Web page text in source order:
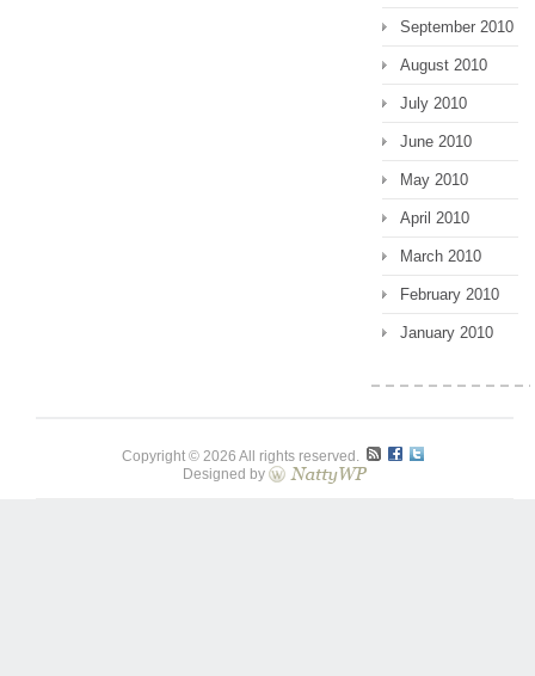
September 2010
August 2010
July 2010
June 2010
May 2010
April 2010
March 2010
February 2010
January 2010
Copyright © 2026 All rights reserved.
Designed by